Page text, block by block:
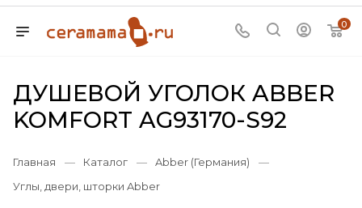
0
ДУШЕВОЙ УГОЛОК ABBER
KOMFORT AG93170-S92
Главная — Каталог — Abber (Германия)
—
Углы, двери, шторки Abber